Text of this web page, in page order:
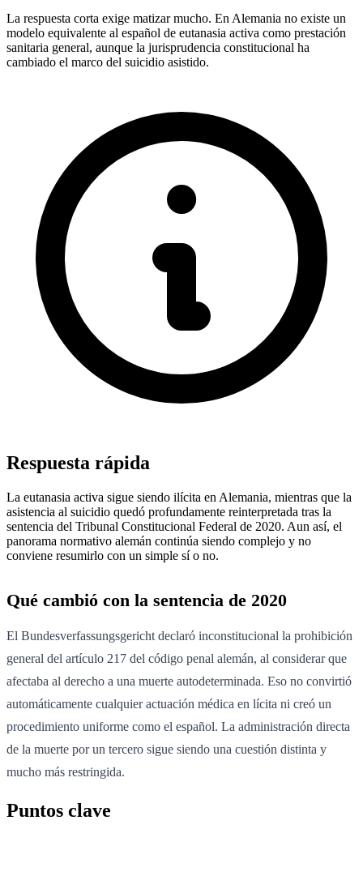
La respuesta corta exige matizar mucho. En Alemania no existe un
modelo equivalente al español de eutanasia activa como prestación
sanitaria general, aunque la jurisprudencia constitucional ha
cambiado el marco del suicidio asistido.
Respuesta rápida
La eutanasia activa sigue siendo ilícita en Alemania, mientras que la
asistencia al suicidio quedó profundamente reinterpretada tras la
sentencia del Tribunal Constitucional Federal de 2020. Aun así, el
panorama normativo alemán continúa siendo complejo y no
conviene resumirlo con un simple sí o no.
Qué cambió con la sentencia de 2020
El Bundesverfassungsgericht declaró inconstitucional la prohibición
general del artículo 217 del código penal alemán, al considerar que
afectaba al derecho a una muerte autodeterminada. Eso no convirtió
automáticamente cualquier actuación médica en lícita ni creó un
procedimiento uniforme como el español. La administración directa
de la muerte por un tercero sigue siendo una cuestión distinta y
mucho más restringida.
Puntos clave